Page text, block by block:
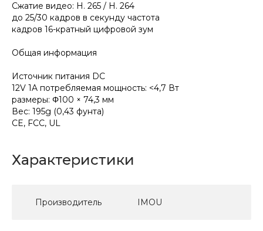
Сжатие видео: H. 265 / H. 264
до 25/30 кадров в секунду частота
кадров 16-кратный цифровой зум
Общая информация
Источник питания DC
12V 1A потребляемая мощность: <4,7 Вт
размеры: Φ100 × 74,3 мм
Вес: 195g (0,43 фунта)
CE, FCC, UL
Характеристики
Производитель IMOU